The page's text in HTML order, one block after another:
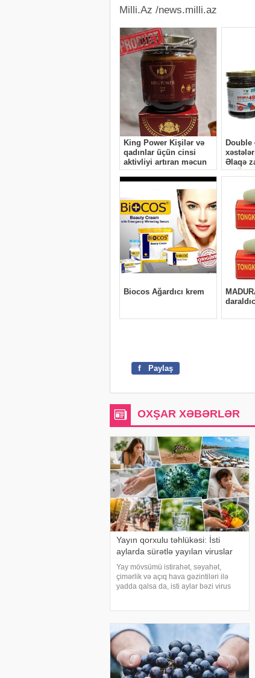
Milli.Az /news.milli.az
f Paylaş
OXŞAR XƏBƏRLƏR
Yayın qorxulu təhlükəsi: İsti
aylarda sürətlə yayılan viruslar
Yay mövsümü istirahət, səyahət,
çimərlik və açıq hava gəzintiləri ilə
yadda qalsa da, isti aylar bəzi virus
Açıq havad